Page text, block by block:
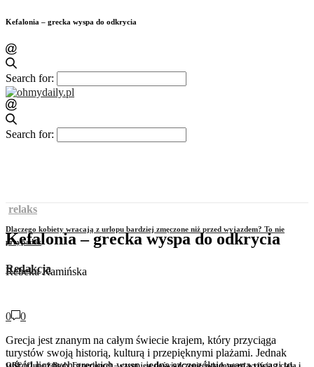
Kefalonia – grecka wyspa do odkrycia
Search for:
Search for:
Dlaczego kobiety wracają z urlopu bardziej zmęczone niż przed wyjazdem? To nie
przypadek
Rebeka Kamińska
OBE (Out-of-Body Experience) – czym jest doświadczenie świadomego wyjścia z ciała i
relaks
Kefalonia – grecka wyspa do odkrycia
Redakcja
0
0
Grecja jest znanym na całym świecie krajem, który przyciąga
turystów swoją historią, kulturą i przepięknymi plażami. Jednak